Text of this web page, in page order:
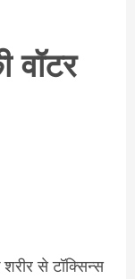
वॉटर
से टॉक्सिन्स